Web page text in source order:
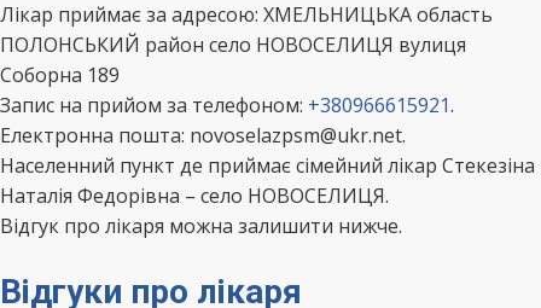
Лікар приймає за адресою: ХМЕЛЬНИЦЬКА область
ПОЛОНСЬКИЙ район село НОВОСЕЛИЦЯ вулиця
Соборна 189
Запис на прийом за телефоном: +380966615921.
Електронна пошта: novoselazpsm@ukr.net.
Населенний пункт де приймає сімейний лікар Стекезіна
Наталія Федорівна – село НОВОСЕЛИЦЯ.
Відгук про лікаря можна залишити нижче.
Відгуки про лікаря